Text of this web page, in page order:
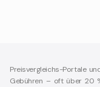
Preisvergleichs-Portale
Gebühren – oft über 20